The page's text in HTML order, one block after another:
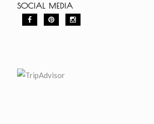
SOCIAL MEDIA